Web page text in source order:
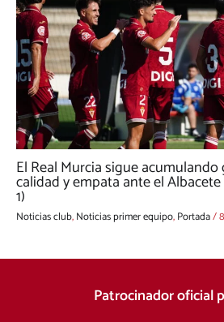
El Real Murcia sigue
calidad y empata ante el
1)
Noticias club,Noticias primer equipo,Portada/
Patrocinador oficial